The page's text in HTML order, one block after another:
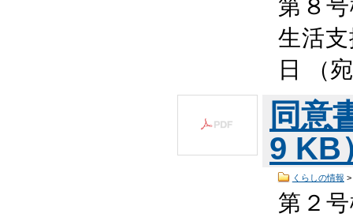
第８
生活
日 （
同意
9
くらしの情報 >
第２